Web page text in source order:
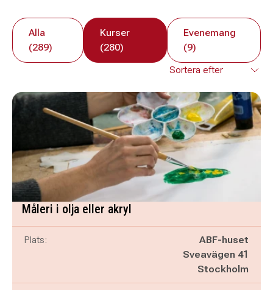
Alla
(289)
Kurser
(280)
Evenemang
(9)
Måleri i olja eller akryl
Plats:
ABF-huset
Sveavägen 41
Stockholm